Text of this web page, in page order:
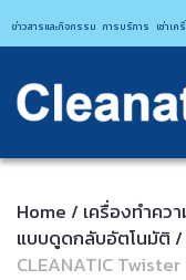
CLEANATICJ
ข่าวสารและกิจกรรม การบริการ เช่าเค
Home / เครื่องทำคว
แบบดูดกลับอัตโนมัติ /
CLEANATIC